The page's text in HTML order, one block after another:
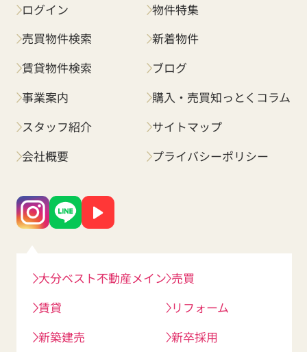
ログイン
売買物件検索
賃貸物件検索
事業案内
スタッフ紹介
会社概要
物件特集
新着物件
ブログ
購入・売買知っとくコラム
サイトマップ
プライバシーポリシー
大分ベスト不動産メイン
賃貸
新築建売
売買
リフォーム
新卒採用